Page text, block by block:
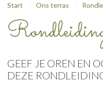
Start Ons terras
GEEF JE OREN EN
DEZE